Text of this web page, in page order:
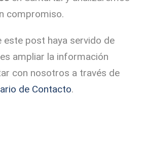
compromiso.
este post haya servido de
ampliar la información
con nosotros a través de
de Contacto.